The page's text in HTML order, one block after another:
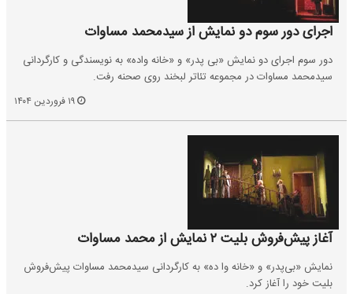
اجرای دور سوم دو نمایش از سیدمحمد مساوات
دور سوم اجرای دو نمایش «بی پدر» و «خانه واده» به نویسندگی و کارگردانی
سیدمحمد مساوات در مجموعه ‌تئاتر ‌لبخند ‌روی صحنه رفت.
آغاز پیش‌فروش بلیت ۲ نمایش از محمد مساوات
نمایش «بی‌پدر» و «خانه‌ وا ده» به کارگردانی سیدمحمد مساوات پیش‌فروش
بلیت خود را آغاز کرد.